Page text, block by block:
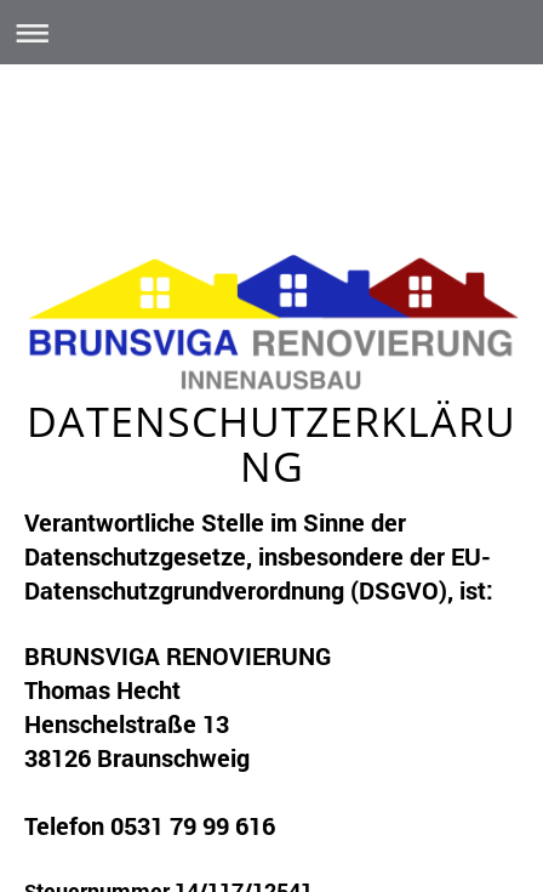
DATENSCHUTZERKLÄRU
NG
Verantwortliche Stelle im Sinne der
Datenschutzgesetze, insbesondere der EU-
Datenschutzgrundverordnung (DSGVO), ist:
BRUNSVIGA RENOVIERUNG
Thomas Hecht
Henschelstraße 13
38126 Braunschweig
Telefon 0531 79 99 616